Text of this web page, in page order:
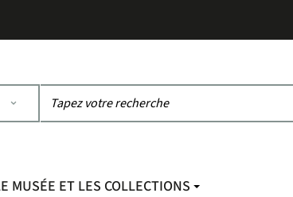
MUSÉE ET LES COLLECTIONS